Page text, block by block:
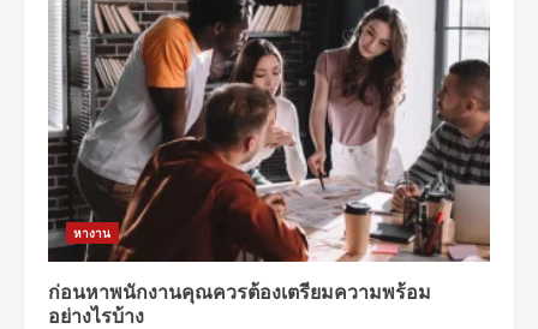
หางาน
ก่อนหาพนักงานคุณควรต้องเตรียมความพร้อม
อย่างไรบ้าง